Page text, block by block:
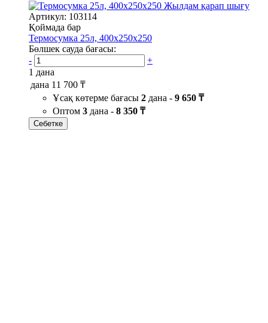
Жылдам қарап шығу
Артикул: 103114
Қоймада бар
Термосумка 25л, 400х250х250
Бөлшек сауда бағасы:
-
+
1 дана
дана 11 700 ₸
Ұсақ көтерме бағасы 2 дана - 9 650 ₸
Оптом 3 дана - 8 350 ₸
Себетке